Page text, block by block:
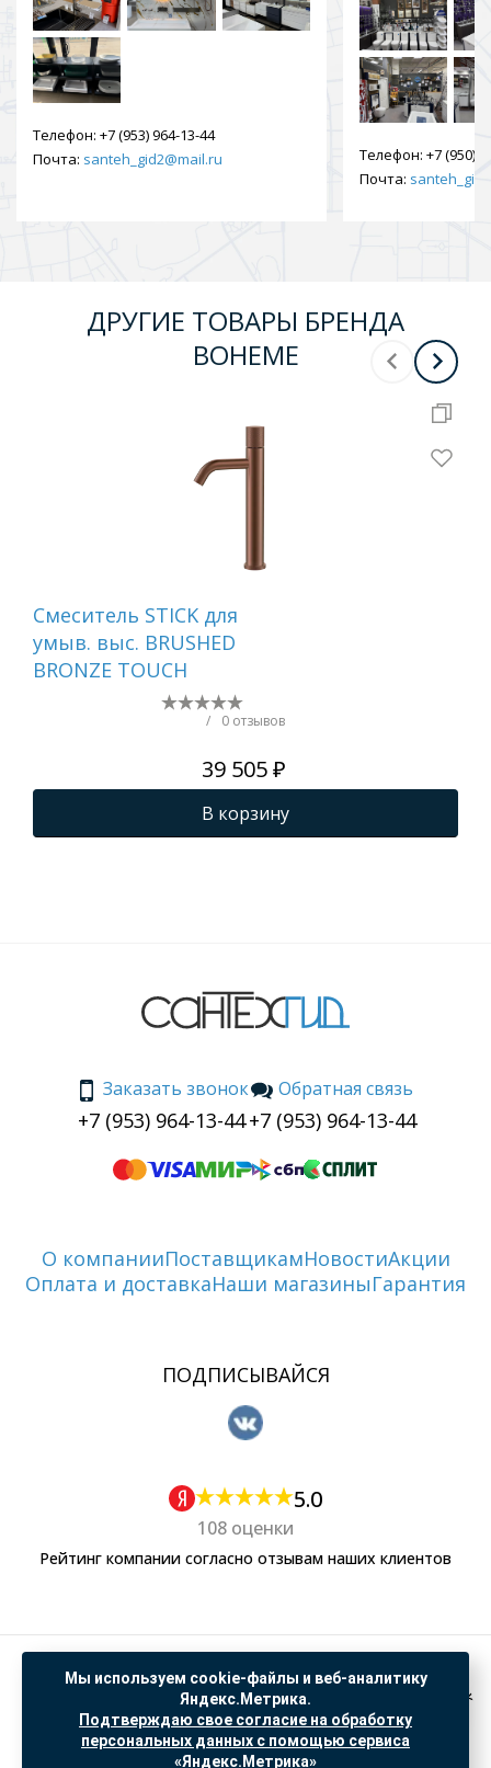
Телефон: +7 (953) 964-13-44
Почта: santeh_gid2@mail.ru Телефон: +7 (950)
Почта:
ДРУГИЕ ТОВАРЫ БРЕНДА
BOHEME
Смеситель STICK для
умыв. выс. BRUSHED
BRONZE TOUCH
/ 0 отзывов
39 505 ₽
В корзину
Заказать звонок
+7 (953) 964-13-44
Обратная связь
+7 (953) 964-13-44
О компанииПоставщикамНовостиАкции
Оплата и доставкаНаши магазиныГарантия
ПОДПИСЫВАЙСЯ
5.0
108 оценки
Рейтинг компании согласно отзывам наших клиентов
Политика обработки персональных данных
Согласие на обработку данных Яндекс Метрика
"© ООО “САНТЕХГИД”, 2026. Все права защищены. Предложение не является публичной
офертой, цены и информация на сайте ознакомительные
Мы используем cookie-файлы и веб-аналитику
Яндекс.Метрика.
Подтверждаю свое согласие на обработку
персональных данных с помощью сервиса
«Яндекс.Метрика»